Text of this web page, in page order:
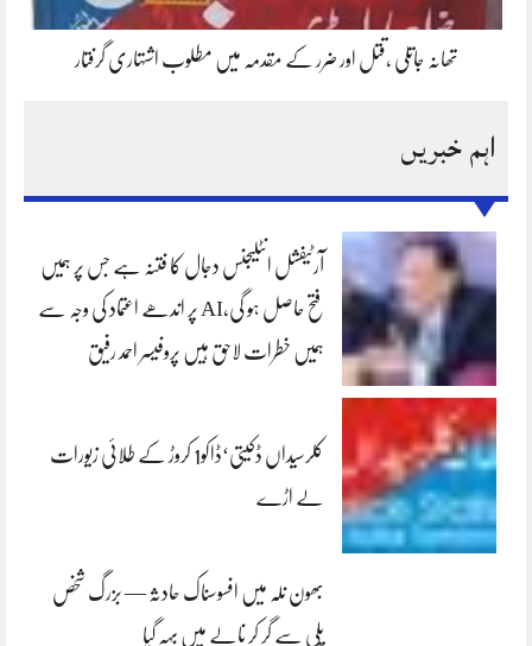
تھانہ جاتلی ،قتل اور ضرر کے مقدمہ میں مطلوب اشتہاری گرفتار
اہم خبریں
آرٹیفشل انٹلیجنس دجال کا فتنہ ہے جس پر ہمیں
فتح حاصل ہو گی،AI پر اندھے اعتماد کی وجہ سے
ہمیں خطرات لاحق ہیں پروفیسر احمد رفیق
کلرسیداں ڈکیتی‘ڈاکو1 کروڑ کے طلائی زیورات
لے اڑے
بھون نلہ میں افسوسناک حادثہ — بزرگ شخص
پلی سے گر کر نالے میں بہہ گیا